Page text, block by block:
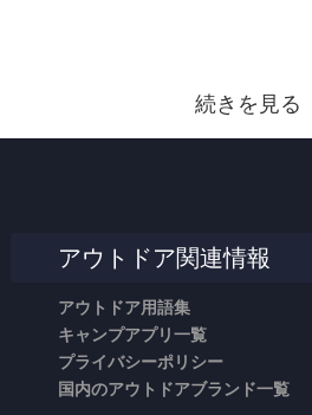
続きを見る
アウトドア関連情報
アウトドア用語集
キャンプアプリ一覧
プライバシーポリシー
国内のアウトドアブランド一覧